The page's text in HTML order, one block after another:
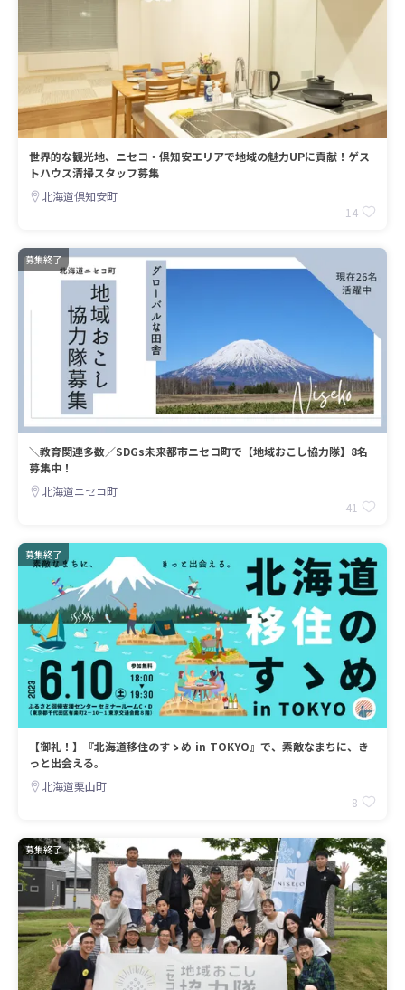
世界的な観光地、ニセコ・倶知安エリアで地域の魅力UPに貢献！ゲス
トハウス清掃スタッフ募集
北海道倶知安町
14
募集終了
＼教育関連多数／SDGs未来都市ニセコ町で【地域おこし協力隊】8名
募集中！
北海道ニセコ町
41
募集終了
【御礼！】『北海道移住のすゝめ in TOKYO』で、素敵なまちに、き
っと出会える。
北海道栗山町
8
募集終了